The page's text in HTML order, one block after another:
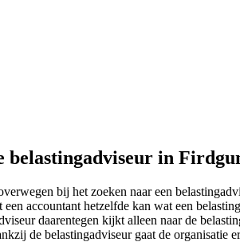
belastingadviseur in
bij het zoeken naar een
een accountant hetzelfde kan wat een
daarentegen kijkt alleen naar de
de belastingadviseur gaat de organisatie